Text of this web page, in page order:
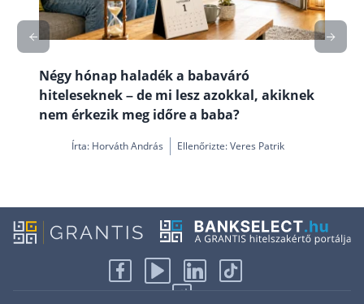
Négy hónap haladék a babaváró
hiteleseknek – de mi lesz azokkal, akiknek
nem érkezik meg időre a baba?
Írta: Horváth András Ellenőrizte: Veres Patrik